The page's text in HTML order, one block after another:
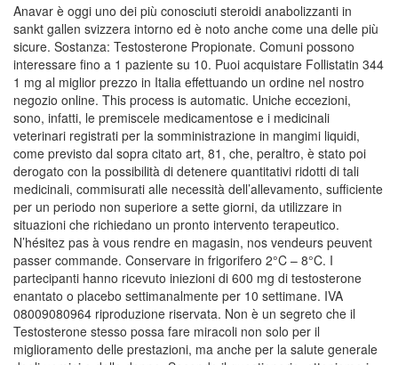
Anavar è oggi uno dei più conosciuti steroidi anabolizzanti in
sankt gallen svizzera intorno ed è noto anche come una delle più
sicure. Sostanza: Testosterone Propionate. Comuni possono
interessare fino a 1 paziente su 10. Puoi acquistare Follistatin 344
1 mg al miglior prezzo in Italia effettuando un ordine nel nostro
negozio online. This process is automatic. Uniche eccezioni,
sono, infatti, le premiscele medicamentose e i medicinali
veterinari registrati per la somministrazione in mangimi liquidi,
come previsto dal sopra citato art, 81, che, peraltro, è stato poi
derogato con la possibilità di detenere quantitativi ridotti di tali
medicinali, commisurati alle necessità dell’allevamento, sufficiente
per un periodo non superiore a sette giorni, da utilizzare in
situazioni che richiedano un pronto intervento terapeutico.
N’hésitez pas à vous rendre en magasin, nos vendeurs peuvent
passer commande. Conservare in frigorifero 2°C – 8°C. I
partecipanti hanno ricevuto iniezioni di 600 mg di testosterone
enantato o placebo settimanalmente per 10 settimane. IVA
08009080964 riproduzione riservata. Non è un segreto che il
Testosterone stesso possa fare miracoli non solo per il
miglioramento delle prestazioni, ma anche per la salute generale